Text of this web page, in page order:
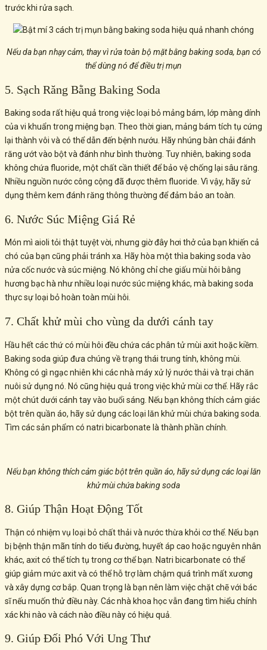
trước khi rửa sạch.
Nếu da bạn nhạy cảm, thay vì rửa toàn bộ mặt bằng baking soda, bạn có
thể dùng nó để điều trị mụn
5. Sạch Răng Bằng Baking Soda
Baking soda rất hiệu quả trong việc loại bỏ mảng bám, lớp màng dính
của vi khuẩn trong miệng bạn. Theo thời gian, mảng bám tích tụ cứng
lại thành vôi và có thể dẫn đến bệnh nướu. Hãy nhúng bàn chải đánh
răng ướt vào bột và đánh như bình thường. Tuy nhiên, baking soda
không chứa fluoride, một chất cần thiết để bảo vệ chống lại sâu răng.
Nhiều nguồn nước công cộng đã được thêm fluoride. Vì vậy, hãy sử
dụng thêm kem đánh răng thông thường để đảm bảo an toàn.
6. Nước Súc Miệng Giá Rẻ
Món mì aioli tỏi thật tuyệt vời, nhưng giờ đây hơi thở của bạn khiến cả
chó của bạn cũng phải tránh xa. Hãy hòa một thìa baking soda vào
nửa cốc nước và súc miệng. Nó không chỉ che giấu mùi hôi bằng
hương bạc hà như nhiều loại nước súc miệng khác, mà baking soda
thực sự loại bỏ hoàn toàn mùi hôi.
7. Chất khử mùi cho vùng da dưới cánh tay
Hầu hết các thứ có mùi hôi đều chứa các phân tử mùi axit hoặc kiềm.
Baking soda giúp đưa chúng về trạng thái trung tính, không mùi.
Không có gì ngạc nhiên khi các nhà máy xử lý nước thải và trại chăn
nuôi sử dụng nó. Nó cũng hiệu quả trong việc khử mùi cơ thể. Hãy rắc
một chút dưới cánh tay vào buổi sáng. Nếu bạn không thích cảm giác
bột trên quần áo, hãy sử dụng các loại lăn khử mùi chứa baking soda.
Tìm các sản phẩm có natri bicarbonate là thành phần chính.
Nếu bạn không thích cảm giác bột trên quần áo, hãy sử dụng các loại lăn
khử mùi chứa baking soda
8. Giúp Thận Hoạt Động Tốt
Thận có nhiệm vụ loại bỏ chất thải và nước thừa khỏi cơ thể. Nếu bạn
bị bệnh thận mãn tính do tiểu đường, huyết áp cao hoặc nguyên nhân
khác, axit có thể tích tụ trong cơ thể bạn. Natri bicarbonate có thể
giúp giảm mức axit và có thể hỗ trợ làm chậm quá trình mất xương
và xây dựng cơ bắp. Quan trọng là bạn nên làm việc chặt chẽ với bác
sĩ nếu muốn thử điều này. Các nhà khoa học vẫn đang tìm hiểu chính
xác khi nào và cách nào điều này có hiệu quả.
9. Giúp Đối Phó Với Ung Thư